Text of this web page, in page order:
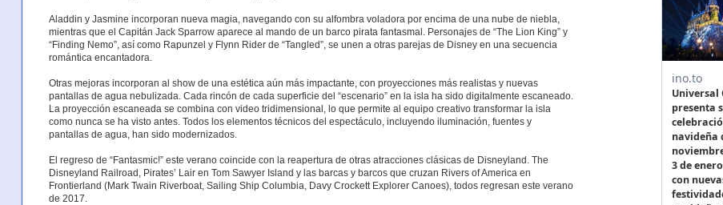
Aladdin y Jasmine incorporan nueva magia, navegando con su alfombra voladora por encima de una nube de niebla,
mientras que el Capitán Jack Sparrow aparece al mando de un barco pirata fantasmal. Personajes de “The Lion King” y
“Finding Nemo”, así como Rapunzel y Flynn Rider de “Tangled”, se unen a otras parejas de Disney en una secuencia
romántica encantadora.
Otras mejoras incorporan al show de una estética aún más impactante, con proyecciones más realistas y nuevas
pantallas de agua nebulizada. Cada rincón de cada superficie del “escenario” en la isla ha sido digitalmente escaneado.
La proyección escaneada se combina con video tridimensional, lo que permite al equipo creativo transformar la isla
como nunca se ha visto antes. Todos los elementos técnicos del espectáculo, incluyendo iluminación, fuentes y
pantallas de agua, han sido modernizados.
El regreso de “Fantasmic!” este verano coincide con la reapertura de otras atracciones clásicas de Disneyland. The
Disneyland Railroad, Pirates’ Lair en Tom Sawyer Island y las barcas y barcos que cruzan Rivers of America en
Frontierland (Mark Twain Riverboat, Sailing Ship Columbia, Davy Crockett Explorer Canoes), todos regresan este verano
de 2017.